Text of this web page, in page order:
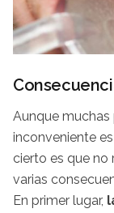
Aunque muchas
inconveniente
cierto es que no
varias
En primer lugar,